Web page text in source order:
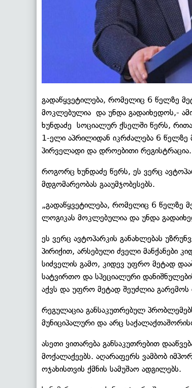
გადაწყვეტილება, რომელიც 6 წელზე
მოკლებულია და უნდა გადაიხედოს,-
ხუნდაძე სოციალურ ქსელში წერს,
1-ელი აპრილიდან იკრძალება 6 წელზე
პირველადი და დროებითი რეგისტრაცია.
როგორც ხუნდაძე წერს, ეს ვერც
მდგომარეობას გააუმჯობესებს.
„გადაწყვეტილება, რომელიც 6 წელზე
ლოგიკას მოკლებულია და უნდა
ეს ვერც ავტოპარკის განახლებას
პირიქით, არსებული ძველი მანქანები
სიძველის გამო, კიდევ უფრო მეტად
სატვირთო და სპეციალური
აქვს და უფრო მეტად შეუძლია გარემოს
რეგულაცია განსაკუთრებულ
მუნიციპალური და არც
ასეთი ვითარება განსაკუთრებით
მოქალაქეებს. აღარაფერს ვამბობ
ოჯახისთვის ქმნის სამუშაო ადგილებს.